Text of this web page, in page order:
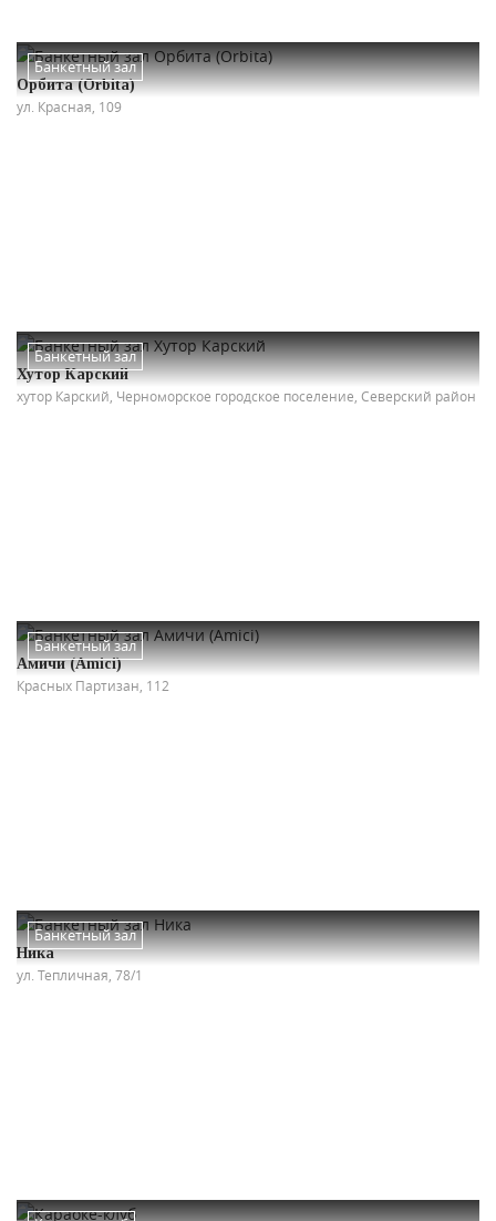
Банкетный зал
Орбита (Orbita)
ул. Красная, 109
Банкетный зал
Хутор Карский
хутор Карский, Черноморское городское поселение, Северский район
Банкетный зал
Амичи (Amici)
Красных Партизан, 112
Банкетный зал
Ника
ул. Тепличная, 78/1